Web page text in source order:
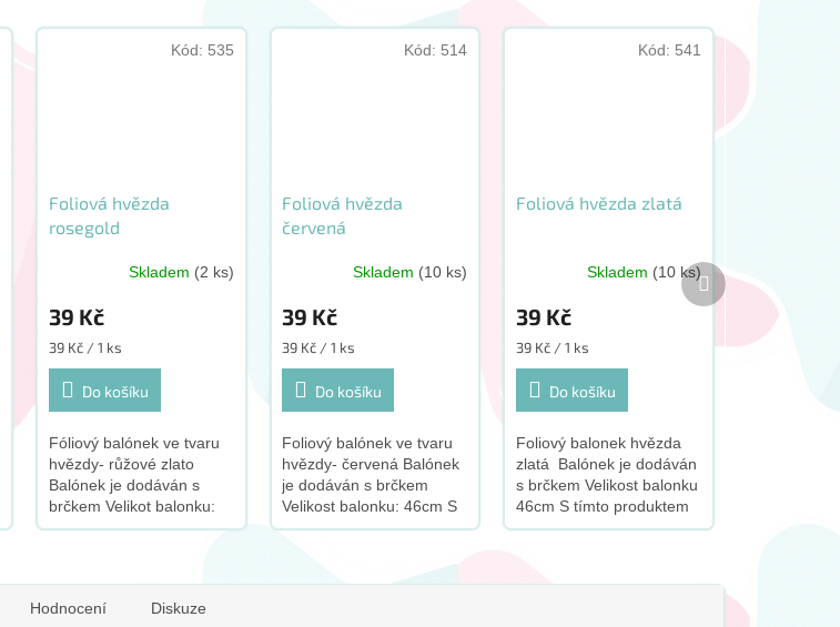
Foliová hvězda
rosegold
Skladem (2 ks)
39 Kč
Měrná
cena:
39 Kč / 1 ks
Do košíku
Fóliový balónek ve tvaru
hvězdy- růžové zlato
Balónek je dodáván s
brčkem Velikot balonku:
46cm S tímto produktem
Kód: 535
Foliová hvězda
červená
Skladem (10 ks)
39 Kč
Měrná
cena:
39 Kč / 1 ks
Do košíku
Foliový balónek ve tvaru
hvězdy- červená Balónek
je dodáván s brčkem
Velikost balonku: 46cm S
tímto produktem
Kód: 514
Foliová hvězda zlatá
Skladem (10 ks)
39 Kč
Měrná
cena:
39 Kč / 1 ks
Do košíku
Foliový balonek hvězda
zlatá Balónek je dodáván
s brčkem Velikost balonku
46cm S tímto produktem
doporučujeme zakoupit
Kód: 541
Další
produkt
Hodnocení Diskuze